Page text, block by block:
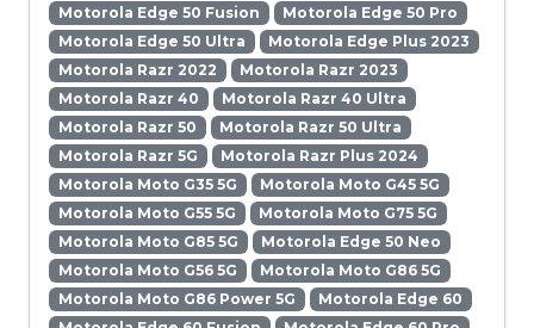
Motorola Edge 50 Fusion
Motorola Edge 50 Pro
Motorola Edge 50 Ultra
Motorola Edge Plus 2023
Motorola Razr 2022
Motorola Razr 2023
Motorola Razr 40
Motorola Razr 40 Ultra
Motorola Razr 50
Motorola Razr 50 Ultra
Motorola Razr 5G
Motorola Razr Plus 2024
Motorola Moto G35 5G
Motorola Moto G45 5G
Motorola Moto G55 5G
Motorola Moto G75 5G
Motorola Moto G85 5G
Motorola Edge 50 Neo
Motorola Moto G56 5G
Motorola Moto G86 5G
Motorola Moto G86 Power 5G
Motorola Edge 60